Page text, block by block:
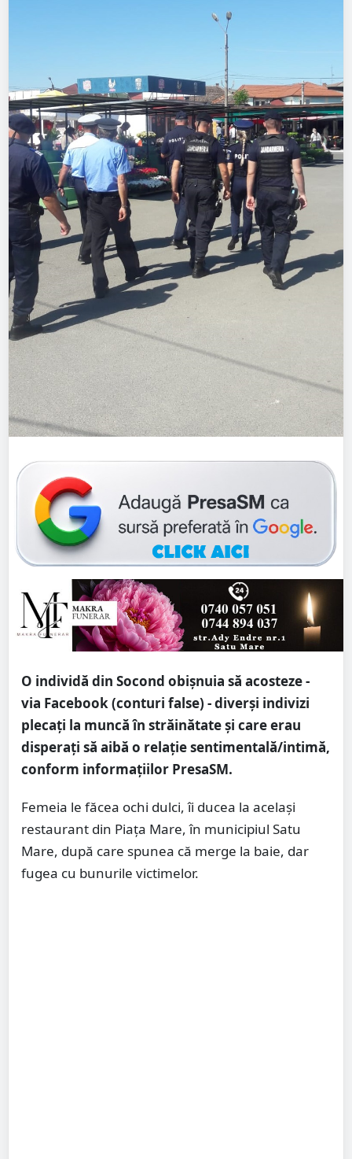
O individă din Socond obișnuia să acosteze -
via Facebook (conturi false) - diverși indivizi
plecați la muncă în străinătate și care erau
disperați să aibă o relație sentimentală/intimă,
conform informațiilor PresaSM.
Femeia le făcea ochi dulci, îi ducea la același
restaurant din Piața Mare, în municipiul Satu
Mare, după care spunea că merge la baie, dar
fugea cu bunurile victimelor.